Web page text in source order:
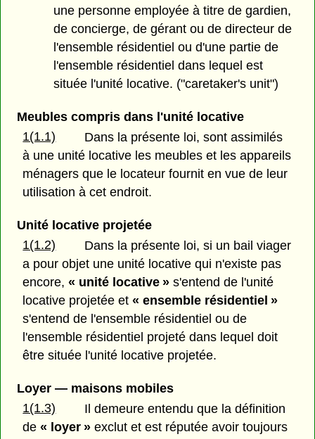
une personne employée à titre de gardien,
de concierge, de gérant ou de directeur de
l'ensemble résidentiel ou d'une partie de
l'ensemble résidentiel dans lequel est
située l'unité locative. ("caretaker's unit")
Meubles compris dans l'unité locative
1(1.1)
Dans la présente loi, sont assimilés
à une unité locative les meubles et les appareils
ménagers que le locateur fournit en vue de leur
utilisation à cet endroit.
Unité locative projetée
1(1.2)
Dans la présente loi, si un bail viager
a pour objet une unité locative qui n'existe pas
encore,« unité locative » s'entend de l'unité
locative projetée et« ensemble résidentiel »
s'entend de l'ensemble résidentiel ou de
l'ensemble résidentiel projeté dans lequel doit
être située l'unité locative projetée.
Loyer — maisons mobiles
1(1.3)
Il demeure entendu que la définition
de« loyer » exclut et est réputée avoir toujours